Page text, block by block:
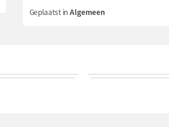
Geplaatst inAlgemeen